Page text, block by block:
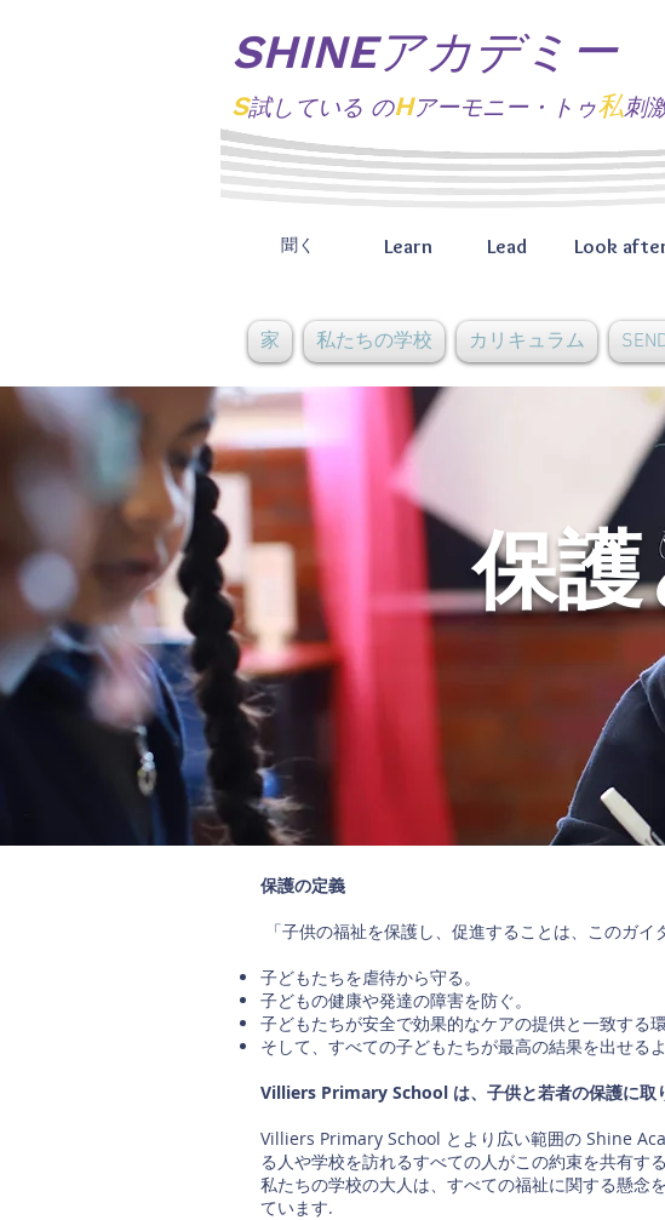
SHINEアカデミー
S試している のHアーモニー・トゥ私刺
聞く Learn Lead Look
家 私たちの学校 カリキュラム
保
保護の定義
「子供の福祉を保護し、促進することは、このガ
子どもたちを虐待から守る。
子どもの健康や発達の障害を防ぐ。
子どもたちが安全で効果的なケアの提供と一致する
そして、すべての子どもたちが最高の結果を出せる
Villiers Primary School は、子供と若者の保護に取
Villiers Primary School とより広い範囲の Shine
る人や学校を訪れるすべての人がこの約束を共有す
私たちの学校の大人は、すべての福祉に関する懸念
ています.